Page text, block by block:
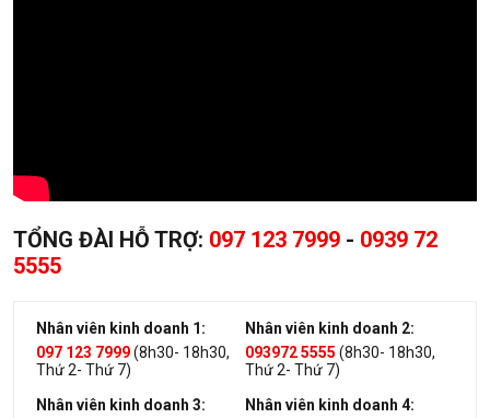
TỔNG ĐÀI HỖ TRỢ: 097 123 7999 - 0939 72
5555
Nhân viên kinh doanh 1:
097 123 7999(8h30- 18h30,
Thứ 2- Thứ 7)
Nhân viên kinh doanh 2:
093972 5555 (8h30- 18h30,
Thứ 2- Thứ 7)
Nhân viên kinh doanh 3:
Nhân viên kinh doanh 4: